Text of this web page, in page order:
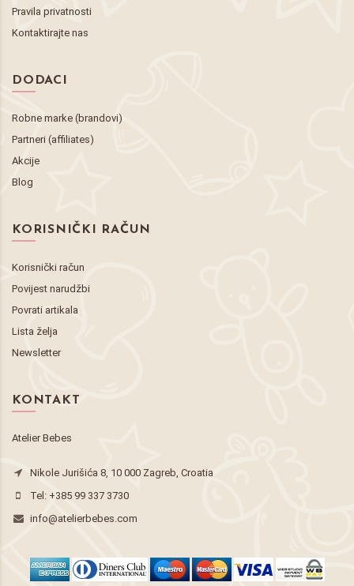
Pravila privatnosti
Kontaktirajte nas
DODACI
Robne marke (brandovi)
Partneri (affiliates)
Akcije
Blog
KORISNIČKI RAČUN
Korisnički račun
Povijest narudžbi
Povrati artikala
Lista želja
Newsletter
KONTAKT
Atelier Bebes
Nikole Jurišića 8, 10 000 Zagreb, Croatia
Tel: +385 99 337 3730
info@atelierbebes.com